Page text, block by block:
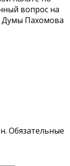
вопрос на
Думы Пахомова
Обязательные